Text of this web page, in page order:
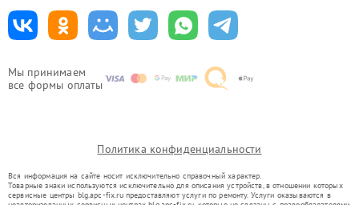
Мы принимаем
все формы оплаты
Политика конфиденциальности
Вся информация на сайте носит исключительно справочный характер.
Товарные знаки используются исключительно для описания устройств, в отношении которых
сервисные центры blg.apc-fix.ru предоставляют услуги по ремонту. Услуги оказываются в